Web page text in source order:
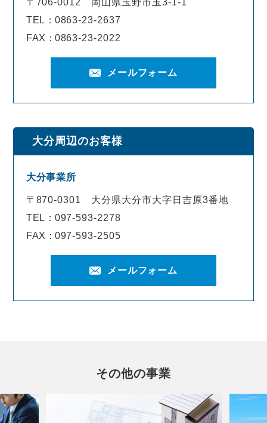
TEL：0863-23-2637
FAX：0863-23-2022
メールフォーム
大分周辺のお客様
大分事業所
〒870-0301 大分県大分市大字日吉原3番地
TEL：097-593-2278
FAX：097-593-2505
メールフォーム
その他の事業